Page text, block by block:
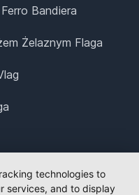
Bandiera
Żelaznym Flaga
technologies to
services, and to display